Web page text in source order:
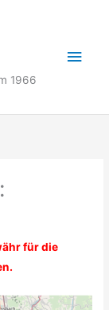
1966
für die